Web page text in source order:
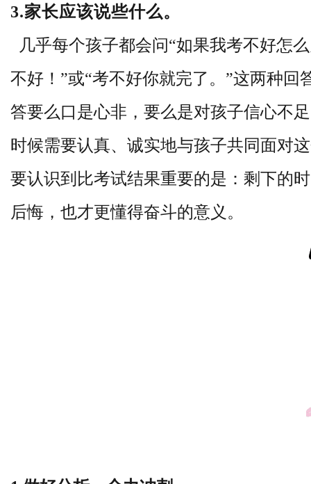
3.家长应该说些什么。
几乎每个孩子都会问“如果我考不好怎
不好！ ”或“考不好你就完了。 ”这两种回
答要么口是心非，要么是对孩子信心不
时候需要认真、诚实地与孩子共同面对
要认识到比考试结果重要的是： 剩下的
后悔，也才更懂得奋斗的意义。